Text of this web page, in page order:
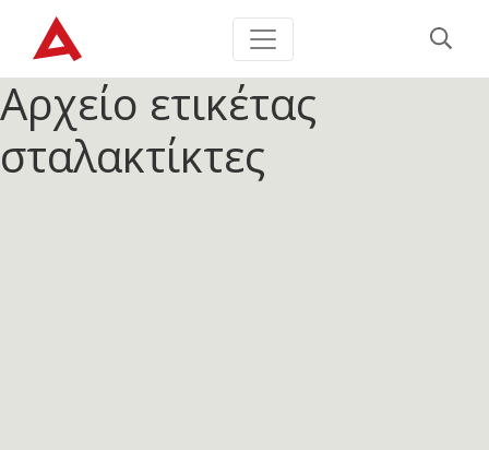
Αρχείο ετικέτας
σταλακτίκτες